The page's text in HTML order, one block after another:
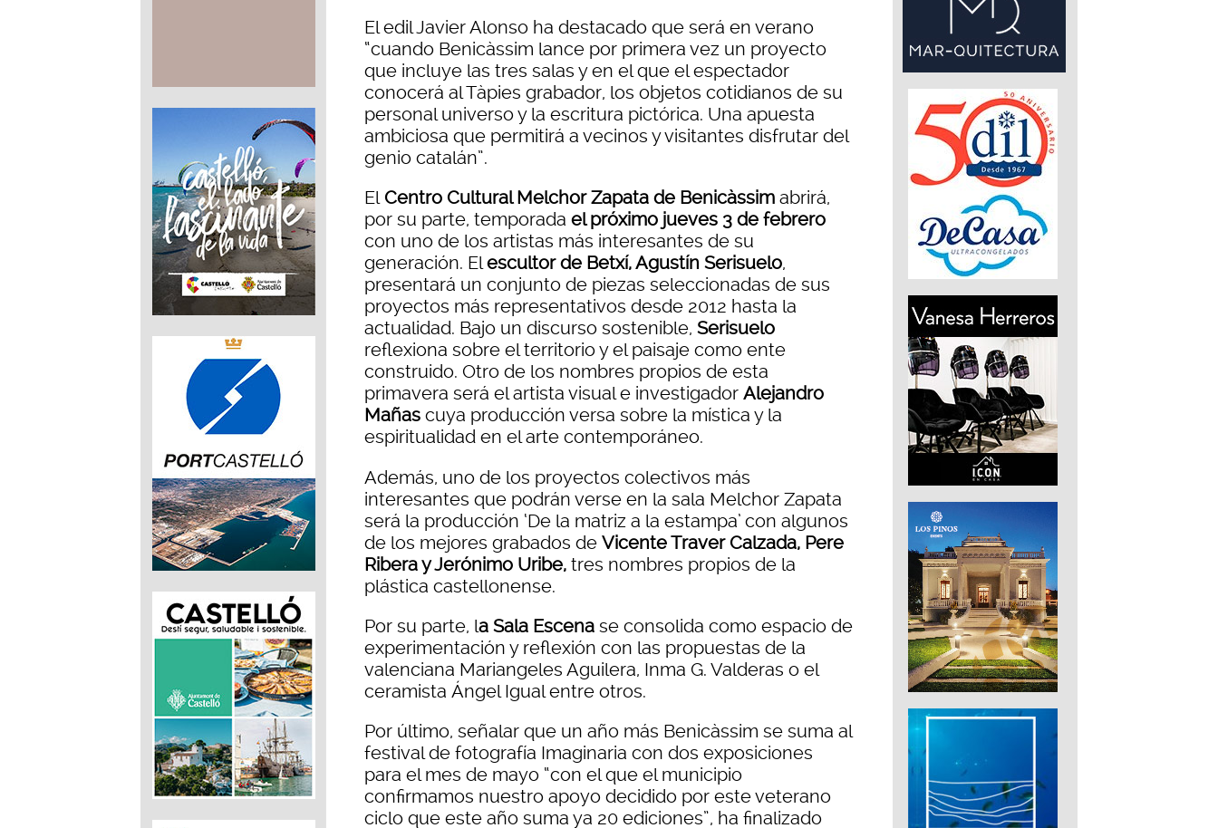
El edil Javier Alonso ha destacado que será en verano
“cuando Benicàssim lance por primera vez un proyecto
que incluye las tres salas y en el que el espectador
conocerá al Tàpies grabador, los objetos cotidianos de su
personal universo y la escritura pictórica. Una apuesta
ambiciosa que permitirá a vecinos y visitantes disfrutar del
genio catalán”.
ElCentro Cultural Melchor Zapata de Benicàssim abrirá,
por su parte, temporada el próximo jueves 3 de febrero
con uno de los artistas más interesantes de su
generación. Elescultor de Betxí, Agustín Serisuelo,
presentará un conjunto de piezas seleccionadas de sus
proyectos más representativos desde 2012 hasta la
actualidad. Bajo un discurso sostenible, Serisuelo
reflexiona sobre el territorio y el paisaje como ente
construido. Otro de los nombres propios de esta
primavera será el artista visual e investigador Alejandro
Mañas cuya producción versa sobre la mística y la
espiritualidad en el arte contemporáneo.
Además, uno de los proyectos colectivos más
interesantes que podrán verse en la sala Melchor Zapata
será la producción ‘De la matriz a la estampa’ con algunos
de los mejores grabados de Vicente Traver Calzada, Pere
Ribera y Jerónimo Uribe, tres nombres propios de la
plástica castellonense.
Por su parte, la Sala Escena se consolida como espacio de
experimentación y reflexión con las propuestas de la
valenciana Mariangeles Aguilera, Inma G. Valderas o el
ceramista Ángel Igual entre otros.
Por último, señalar que un año más Benicàssim se suma al
festival de fotografía Imaginaria con dos exposiciones
para el mes de mayo “con el que el municipio
confirmamos nuestro apoyo decidido por este veterano
ciclo que este año suma ya 20 ediciones”, ha finalizado